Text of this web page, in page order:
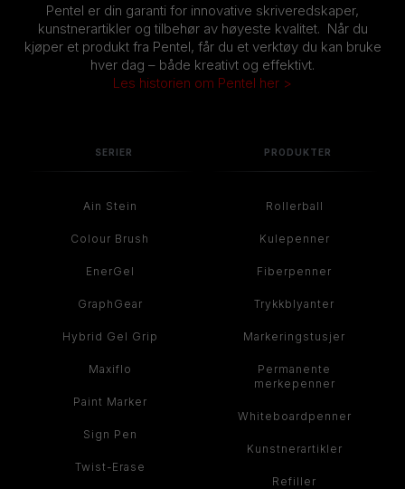
Pentel er din garanti for innovative skriveredskaper,
kunstnerartikler og tilbehør av høyeste kvalitet. Når du
kjøper et produkt fra Pentel, får du et verktøy du kan bruke
hver dag – både kreativt og effektivt.
Les historien om Pentel her >
SERIER
Ain Stein
Colour Brush
EnerGel
GraphGear
Hybrid Gel Grip
Maxiflo
Paint Marker
Sign Pen
Twist-Erase
PRODUKTER
Rollerball
Kulepenner
Fiberpenner
Trykkblyanter
Markeringstusjer
Permanente
merkepenner
Whiteboardpenner
Kunstnerartikler
Refiller